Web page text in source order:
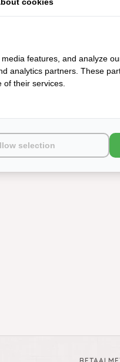
features, and analyze
analytics partners. These
their services.
selection